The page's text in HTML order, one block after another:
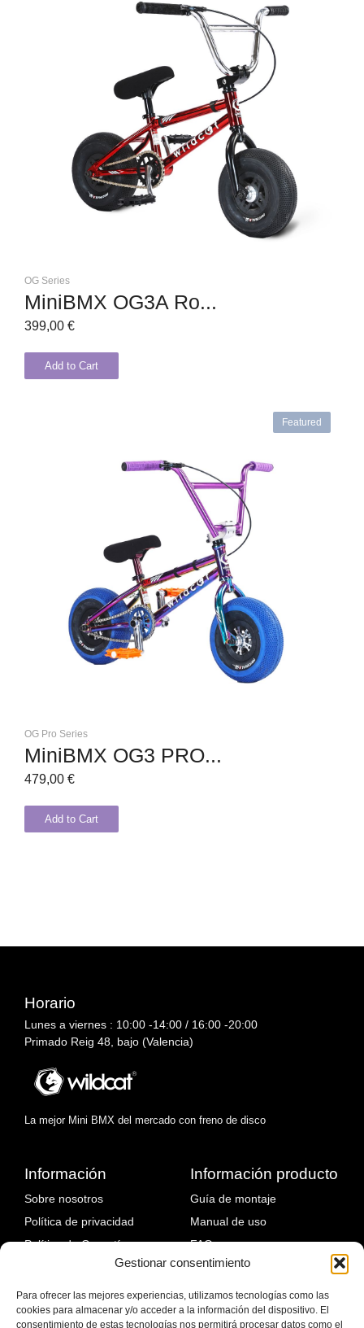
Gestionar consentimiento
Para ofrecer las mejores experiencias, utilizamos tecnologías como las
cookies para almacenar y/o acceder a la información del dispositivo. El
consentimiento de estas tecnologías nos permitirá procesar datos como el
OG Series
MiniBMX OG3A Ro...
399,00 €
Add to Cart
Featured
OG Pro Series
MiniBMX OG3 PRO...
479,00 €
Add to Cart
Horario
Lunes a viernes : 10:00 -14:00 / 16:00 -20:00
Primado Reig 48, bajo (Valencia)
La mejor Mini BMX del mercado con freno de disco
Información
Sobre nosotros
Política de privacidad
Política de Garantía
Política de devoluciones
Política de envíos
Blog
Información producto
Guía de montaje
Manual de uso
FAQ
Fallos comunes y solución